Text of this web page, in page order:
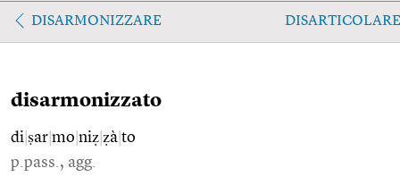
DISARMONIZZARE DISARTICOLARE
disarmonizzato
di ṣar mo niẓ ẓà to
p.pass., agg.